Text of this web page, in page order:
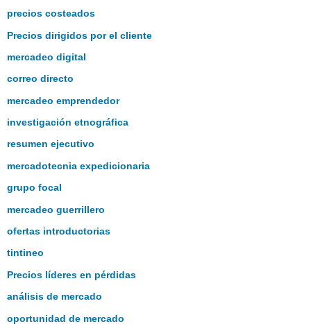
precios costeados
Precios dirigidos por el cliente
mercadeo digital
correo directo
mercadeo emprendedor
investigación etnográfica
resumen ejecutivo
mercadotecnia expedicionaria
grupo focal
mercadeo guerrillero
ofertas introductorias
tintineo
Precios líderes en pérdidas
análisis de mercado
oportunidad de mercado